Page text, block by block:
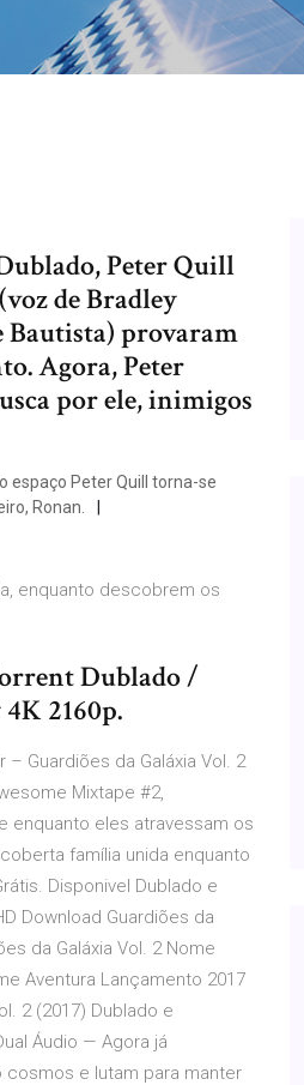
Peter Quill
de Bradley
Bautista) provaram
Agora, Peter
por ele, inimigos
espaço Peter Quill torna-se
Ronan.
enquanto descobrem os
Dublado /
2160p.
– Guardiões da Galáxia Vol. 2
Mixtape #2,
enquanto eles atravessam os
família unida enquanto
Disponivel Dublado e
Download Guardiões da
da Galáxia Vol. 2 Nome
Aventura Lançamento 2017
2 (2017) Dublado e
Áudio — Agora já
cosmos e lutam para manter